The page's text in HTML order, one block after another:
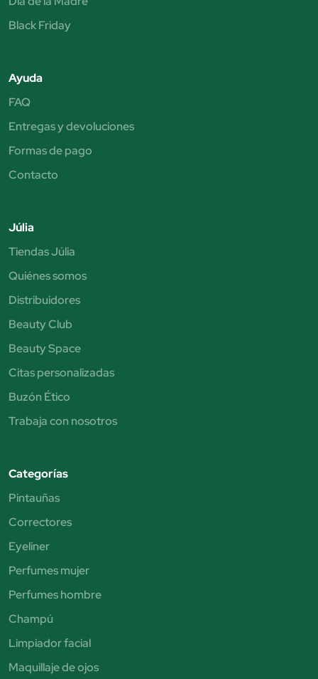
Black Friday
Ayuda
FAQ
Entregas y devoluciones
Formas de pago
Contacto
Júlia
Tiendas Júlia
Quiénes somos
Distribuidores
Beauty Club
Beauty Space
Citas personalizadas
Buzón Ético
Trabaja con nosotros
Categorías
Pintauñas
Correctores
Eyeliner
Perfumes mujer
Perfumes hombre
Champú
Limpiador facial
Maquillaje de ojos